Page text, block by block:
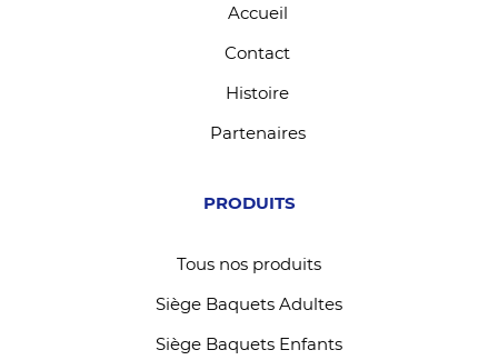
Accueil
Contact
Histoire
Partenaires
PRODUITS
Tous nos produits
Siège Baquets Adultes
Siège Baquets Enfants